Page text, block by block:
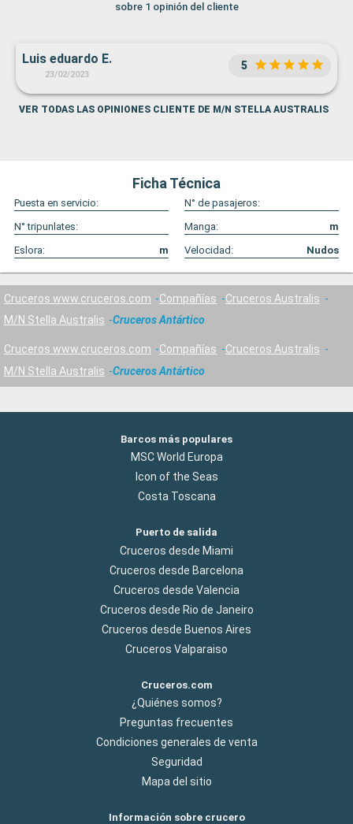
sobre 1 opinión del cliente
Luis eduardo E.
23/02/2023
5
VER TODAS LAS OPINIONES CLIENTE DE M/N STELLA AUSTRALIS
Ficha Técnica
Puesta en servicio:
N° de pasajeros:
N° tripunlates:
Manga:
m
Eslora:
m Velocidad: Nudos
Cruceros www.cruceros.com Compañías
Cruceros Australis
M/N Stella Australis
Cruceros Antártico
Cruceros www.cruceros.com Compañías
Cruceros Australis
M/N Stella Australis
Cruceros Antártico
Barcos más populares
MSC World Europa
Icon of the Seas
Costa Toscana
Puerto de salida
Cruceros desde Miami
Cruceros desde Barcelona
Cruceros desde Valencia
Cruceros desde Rio de Janeiro
Cruceros desde Buenos Aires
Cruceros Valparaiso
Cruceros.com
¿Quiénes somos?
Preguntas frecuentes
Condiciones generales de venta
Seguridad
Mapa del sitio
Información sobre crucero